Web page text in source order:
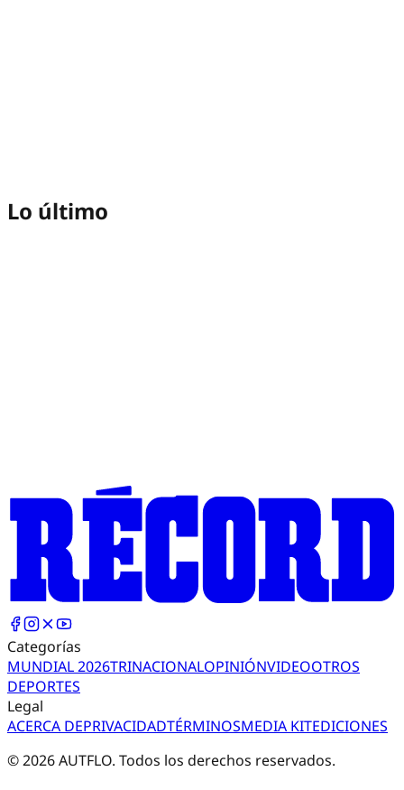
Lo último
Categorías
MUNDIAL 2026TRINACIONALOPINIÓNVIDEOOTROS
DEPORTES
Legal
ACERCA DEPRIVACIDADTÉRMINOSMEDIA KITEDICIONES
©2026AUTFLO. Todos los derechos reservados.